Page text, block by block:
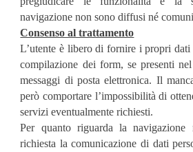
navigazione non sono diffusi né
Consenso al trattamento
L’utente è libero di fornire i propri dati
compilazione dei form, se presenti
messaggi di posta elettronica. Il
però comportare l’impossibilità di
servizi eventualmente richiesti.
Per quanto riguarda la
richiesta la comunicazione di dati